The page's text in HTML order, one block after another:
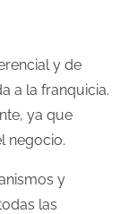
y de
a la franquicia.
ya que
negocio.
y
las